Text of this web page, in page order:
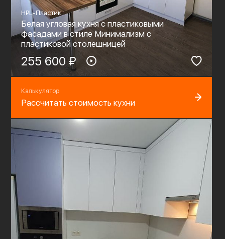
HPL-Пластик
Белая угловая кухня с пластиковыми
фасадами в стиле Минимализм с
пластиковой столешницей
255 600 ₽
Калькулятор
Рассчитать стоимость кухни